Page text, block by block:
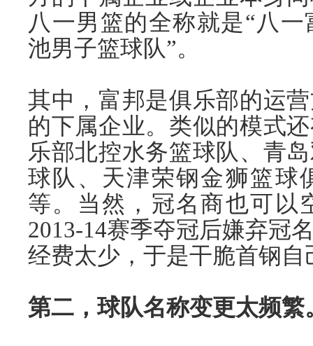
八一男篮的全称就是“八
池男子篮球队”。
其中，富邦是俱乐部的运
的下属企业。类似的模式
乐部北控水务篮球队、青
球队、天津荣钢金狮篮球
等。当然，冠名商也可以
2013-14赛季夺冠后嫌弃冠
经费太少，于是干脆首钢
第二，球队名称变更太频繁